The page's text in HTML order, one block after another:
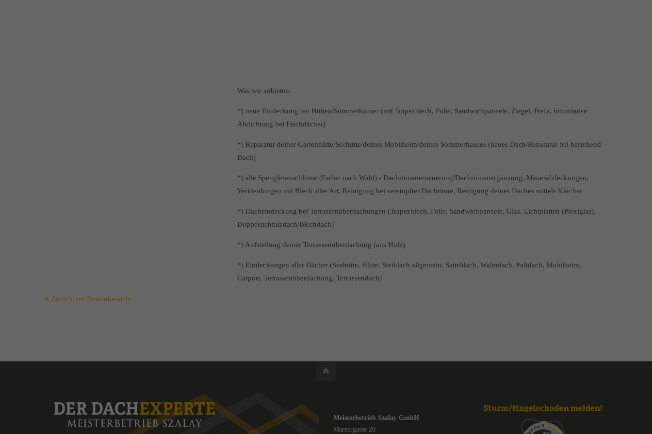
Was wir anbieten:
*) neue Eindeckung bei Hütten/Sommerhäuser (mit Trapezblech, Folie, Sandwichpaneele, Ziegel, Prefa, bituminöse
Abdichtung bei Flachdächer)
*) Reparatur deiner Gartenhütte/Seehütte/deines Mobilheim/deines Sommerhauses (neues Dach/Reparatur bei bestehend
Dach)
*) alle Spengleranschlüsse (Farbe: nach Wahl) - Dachrinnenerneuerung/Dachrinnenergänzung, Mauerabdeckungen,
Verkleidungen mit Blech aller Art, Reinigung bei verstopfter Dachrinne, Reinigung deines Daches mittels Kärcher
*) Dacheindeckung bei Terrassenüberdachungen (Trapezblech, Folie, Sandwichpaneele, Glas, Lichtplatten (Plexiglas),
Doppelstehfalzdach/Blechdach)
*) Aufstellung deiner Terrassenüberdachung (aus Holz)
*) Eindeckungen aller Dächer (Seehütte, Hütte, Steildach allgemein, Satteldach, Walmdach, Pultdach, Mobilheim,
Carport, Terrassenüberdachung, Terrassendach)
Zurück zur Newsübersicht
Meisterbetrieb Szalay GmbH
Marzergasse 20